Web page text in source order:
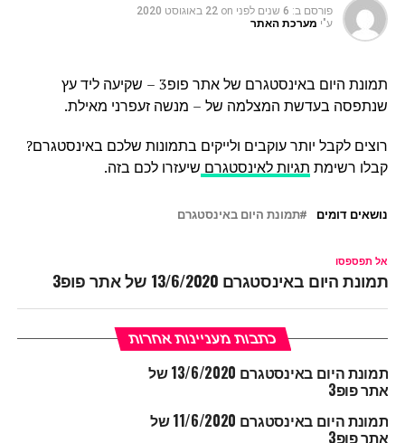
פורסם ב: 6 שנים לפני on 22 באוגוסט 2020
ע"י מערכת האתר
תמונת היום באינסטגרם של אתר פופ3 – שקיעה ליד עץ
שנתפסה בעדשת המצלמה של – מנשה זעפרני מאילת.
רוצים לקבל יותר עוקבים ולייקים בתמונות שלכם באינסטגרם?
קבלו רשימת תגיות לאינסטגרם שיעזרו לכם בזה.
נושאים דומים תמונת היום באינסטגרם
אל תפספסו
תמונת היום באינסטגרם 13/6/2020 של אתר פופ3
כתבות מעניינות אחרות
תמונת היום באינסטגרם 13/6/2020 של
אתר פופ3
תמונת היום באינסטגרם 11/6/2020 של
אתר פופ3